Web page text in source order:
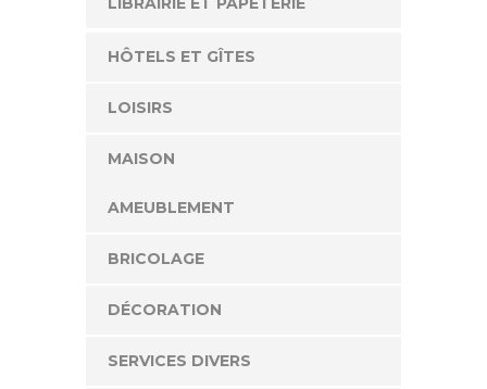
HÔTELS ET GÎTES
LOISIRS
MAISON
AMEUBLEMENT
BRICOLAGE
DÉCORATION
SERVICES DIVERS